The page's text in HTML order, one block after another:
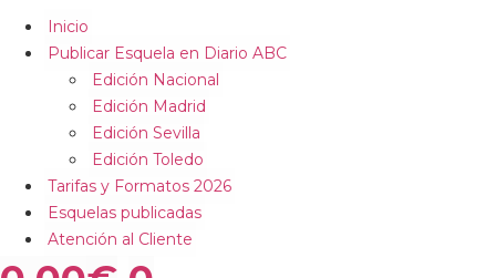
Inicio
Publicar Esquela en Diario ABC
Edición Nacional
Edición Madrid
Edición Sevilla
Edición Toledo
Tarifas y Formatos 2026
Esquelas publicadas
Atención al Cliente